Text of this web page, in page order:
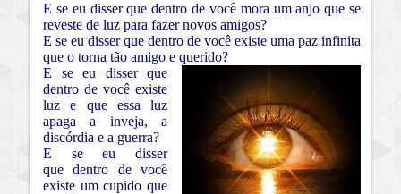
E se eu disser que dentro de você mora um anjo que se
reveste de luz para fazer novos amigos?
E se eu disser que dentro de você existe uma paz infinita
que o torna tão amigo e querido?
E se eu disser que
dentro de você existe
luz e que essa luz
apaga a inveja, a
discórdia e a guerra?
E se eu disser
que dentro de você
existe um cupido que